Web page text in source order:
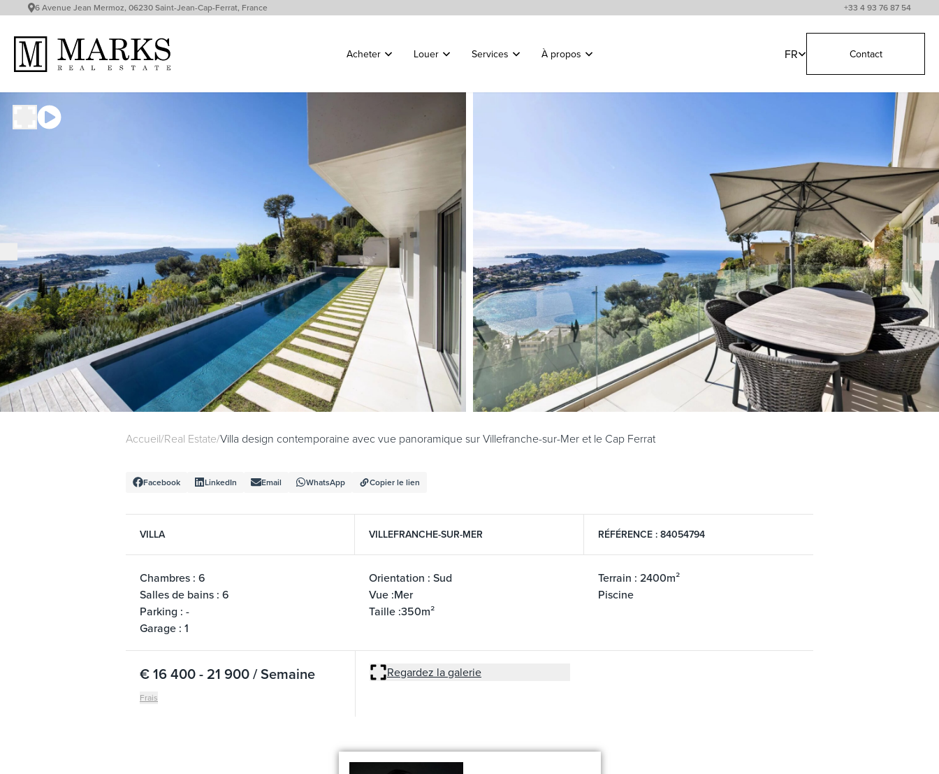
6 Avenue Jean Mermoz, 06230 Saint-Jean-Cap-Ferrat, France +33 4 93 76 87 54
Acheter Louer Services À propos FR Contact
Accueil/Real Estate/Villa design contemporaine avec vue panoramique sur Villefranche-sur-Mer et le Cap Ferrat
Facebook LinkedIn Email WhatsApp Copier le lien
VILLA VILLEFRANCHE-SUR-MER RÉFÉRENCE : 84054794
Chambres : 6
Salles de bains : 6
Parking : -
Garage : 1
Orientation : Sud
Vue :Mer
Taille :350m²
Terrain : 2400m²
Piscine
€ 16 400 - 21 900 / Semaine
Frais
Regardez la galerie